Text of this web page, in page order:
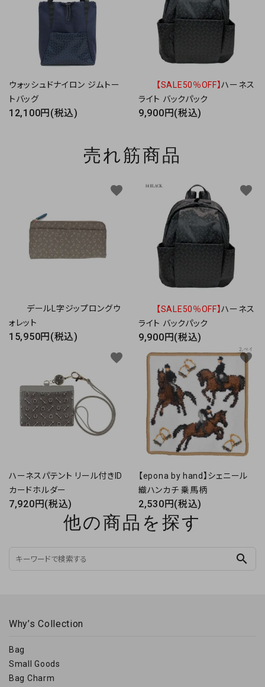
ウォッシュドナイロン ジムトー
トバッグ
12,100円(税込)
【SALE50％OFF】ハーネス
ライト バックパック
9,900円(税込)
売れ筋商品
デールL字ジップロングウ
ォレット
15,950円(税込)
favorite
【SALE50％OFF】ハーネス
ライト バックパック
9,900円(税込)
favorite
ハーネスパテント リール付きID
カードホルダー
7,920円(税込)
favorite
【epona by hand】シェニール
織ハンカチ 乗馬柄
2,530円(税込)
favorite
他の商品を探す
search
Why’s Collection
Bag
Small Goods
Bag Charm